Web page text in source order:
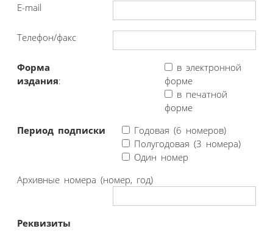
E-mail
Телефон/факс
Форма
издания:
в электронной
форме
в печатной
форме
Период подписки
Годовая (6 номеров)
Полугодовая (3 номера)
Один номер
Архивные номера (номер, год)
Реквизиты